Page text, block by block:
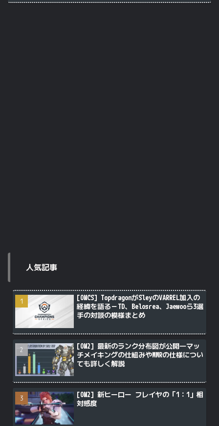
人気記事
[OWCS] TopdragonがSleyのVARREL加入の
経緯を語る－TD、Belosrea、Jaewooら3選
手の対談の模様まとめ
[OW2] 最新のランク分布図が公開―マッ
チメイキングの仕組みやMMRの仕様につい
ても詳しく解説
[OW2] 新ヒーロー フレイヤの「1：1」相
対感度